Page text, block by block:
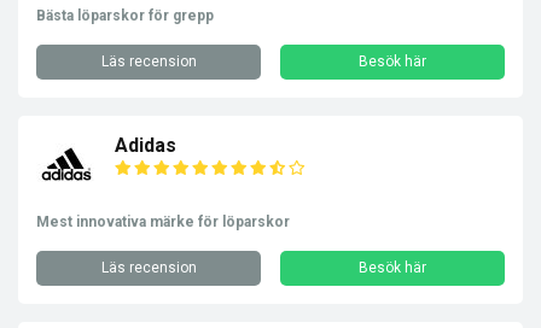
Bästa löparskor för grepp
Läs recension Besök här
Adidas
Mest innovativa märke för löparskor
Läs recension Besök här